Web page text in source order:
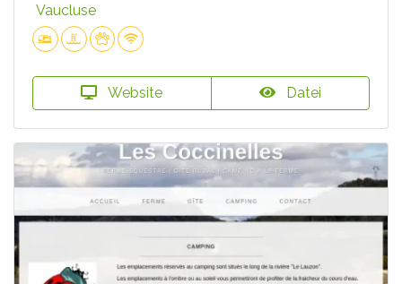
Vaucluse
Website Datei